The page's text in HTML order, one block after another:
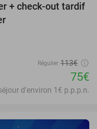
34%
+ check-out tardif
Régulier 113€
75€
d'environ 1€ p.p.p.n.